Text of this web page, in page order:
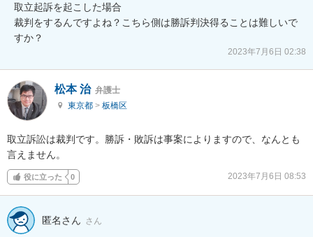
取立起訴を起こした場合
裁判をするんですよね？こちら側は勝訴判決得ることは難しいで
すか？
2023年7月6日 02:38
松本 治 弁護士
東京都 > 板橋区
取立訴訟は裁判です。勝訴・敗訴は事案によりますので、なんとも
言えません。
役に立った 0 2023年7月6日 08:53
匿名さん さん